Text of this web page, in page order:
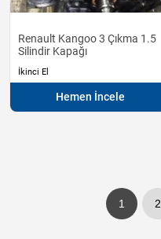
Renault Kangoo 3 Çıkma 1.5
Silindir Kapağı
İkinci El
Hemen İncele
1 2